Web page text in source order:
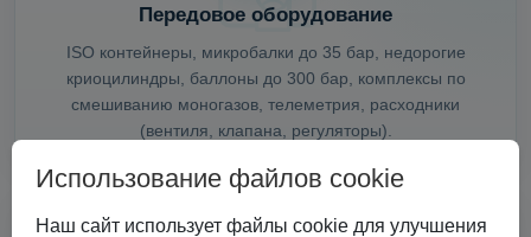
Передовое оборудование
ISO контейнеры, микробалки до 35 бар, недорогие
криоцилиндры, баллоны до 300 бар, комплексы по
смешиванию моногазов, телеметрия, расходники
(вентиля, клапана, регуляторы).
Использование файлов cookie
Наш сайт использует файлы cookie для улучшения